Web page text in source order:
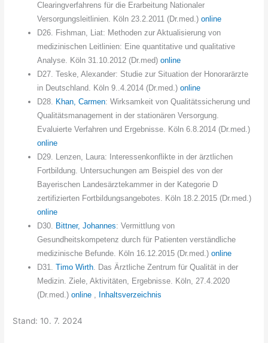
Clearingverfahrens für die Erarbeitung Nationaler
Versorgungsleitlinien. Köln 23.2.2011 (Dr.med.)online
D26. Fishman, Liat: Methoden zur Aktualisierung von
medizinischen Leitlinien: Eine quantitative und qualitative
Analyse. Köln 31.10.2012 (Dr.med)online
D27. Teske, Alexander: Studie zur Situation der Honorarärzte
in Deutschland. Köln 9..4.2014 (Dr.med.)online
D28. Khan, Carmen: Wirksamkeit von Qualitätssicherung und
Qualitätsmanagement in der stationären Versorgung.
Evaluierte Verfahren und Ergebnisse. Köln 6.8.2014 (Dr.med.)
online
D29. Lenzen, Laura: Interessenkonflikte in der ärztlichen
Fortbildung. Untersuchungen am Beispiel des von der
Bayerischen Landesärztekammer in der Kategorie D
zertifizierten Fortbildungsangebotes. Köln 18.2.2015 (Dr.med.)
online
D30. Bittner, Johannes: Vermittlung von
Gesundheitskompetenz durch für Patienten verständliche
medizinische Befunde. Köln 16.12.2015 (Dr.med.)online
D31. Timo Wirth. Das Ärztliche Zentrum für Qualität in der
Medizin. Ziele, Aktivitäten, Ergebnisse. Köln, 27.4.2020
(Dr.med.)online , Inhaltsverzeichnis
Stand: 10. 7. 2024